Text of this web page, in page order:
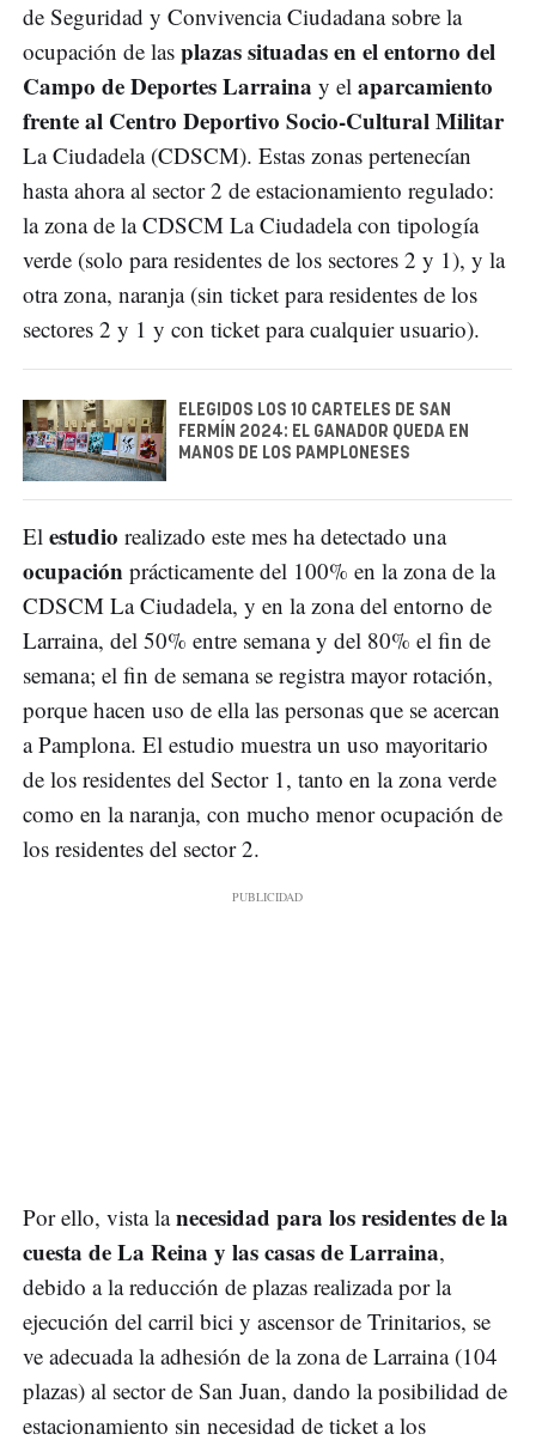
de Seguridad y Convivencia Ciudadana sobre la
ocupación de las plazas situadas en el entorno del
Campo de Deportes Larraina y el aparcamiento
frente al Centro Deportivo Socio-Cultural Militar
La Ciudadela (CDSCM). Estas zonas pertenecían
hasta ahora al sector 2 de estacionamiento regulado:
la zona de la CDSCM La Ciudadela con tipología
verde (solo para residentes de los sectores 2 y 1), y la
otra zona, naranja (sin ticket para residentes de los
sectores 2 y 1 y con ticket para cualquier usuario).
ELEGIDOS LOS 10 CARTELES DE SAN
FERMÍN 2024: EL GANADOR QUEDA EN
MANOS DE LOS PAMPLONESES
El estudio realizado este mes ha detectado una
ocupación prácticamente del 100% en la zona de la
CDSCM La Ciudadela, y en la zona del entorno de
Larraina, del 50% entre semana y del 80% el fin de
semana; el fin de semana se registra mayor rotación,
porque hacen uso de ella las personas que se acercan
a Pamplona. El estudio muestra un uso mayoritario
de los residentes del Sector 1, tanto en la zona verde
como en la naranja, con mucho menor ocupación de
los residentes del sector 2.
Por ello, vista lanecesidad para los residentes de la
cuesta de La Reina y las casas de Larraina,
debido a la reducción de plazas realizada por la
ejecución del carril bici y ascensor de Trinitarios, se
ve adecuada la adhesión de la zona de Larraina (104
plazas) al sector de San Juan, dando la posibilidad de
estacionamiento sin necesidad de ticket a los